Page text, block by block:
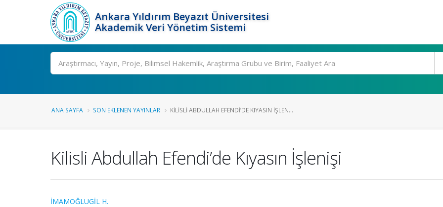
Ankara Yıldırım Beyazıt Üniversitesi
Akademik Veri Yönetim Sistemi
Ara
ANA SAYFA SON EKLENEN YAYINLAR KILISLI ABDULLAH EFENDI’DE KIYASIN İŞLEN...
Kilisli Abdullah Efendi’de Kıyasın İşlenişi
İMAMOĞLUGİL H.